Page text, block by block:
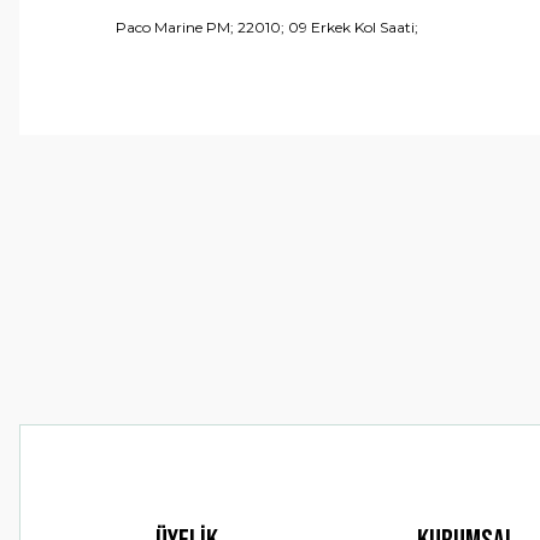
Paco Marine PM; 22010; 09 Erkek Kol Saati;